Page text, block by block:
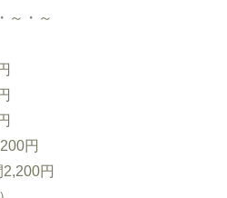
～・～
円
円